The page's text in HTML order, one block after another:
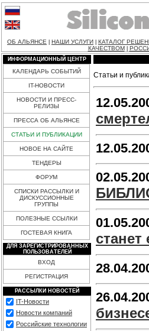
ОБ АЛЬЯНСЕ НАШИ УСЛУГИ КАТАЛОГ
КАЧЕСТВОМ
ИНФОРМАЦИОННЫЙ ЦЕНТР
КАЛЕНДАРЬ СОБЫТИЙ
IT-НОВОСТИ
НОВОСТИ И ПРЕСС-
РЕЛИЗЫ
ПРЕССА ОБ АЛЬЯНСЕ
СТАТЬИ И ПУБЛИКАЦИИ
НОВОЕ НА САЙТЕ
ТЕНДЕРЫ
ФОРУМ
СПИСКИ РАССЫЛКИ И
ДИСКУССИОННЫЕ
ГРУППЫ
ПОЛЕЗНЫЕ ССЫЛКИ
ГОСТЕВАЯ КНИГА
ДЛЯ ЗАРЕГИСТРИРОВАННЫХ
ПОЛЬЗОВАТЕЛЕЙ
ВХОД
РЕГИСТРАЦИЯ
РАССЫЛКИ НОВОСТЕЙ
IT-Новости
Новости компаний
Российские технологии
Статьи и